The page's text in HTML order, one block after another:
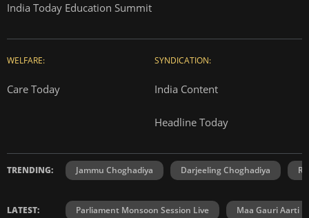
India Today Education Summit
WELFARE:
Care Today
SYNDICATION:
India Content
Headline Today
TRENDING: Jammu Choghadiya Darjeeling Choghadiya
LATEST: Parliament Monsoon Session Live Maa Gauri Aarti